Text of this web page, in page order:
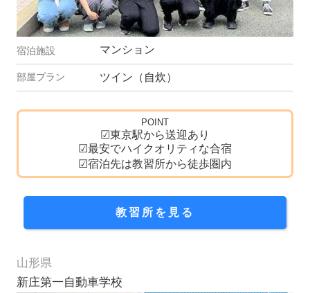
マンション
ツイン（自炊）
POINT
☑東京駅から送迎あり
☑最安でハイクオリティな合宿
☑宿泊先は教習所から徒歩圏内
教習所を見る
山形県
新庄第一自動車学校